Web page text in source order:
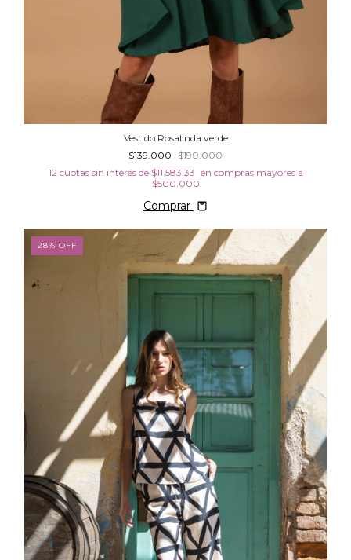
Vestido Rosalinda verde
$139.000 $190.000
12 cuotas sin interés de $11.583,33
Comprar
28% OFF